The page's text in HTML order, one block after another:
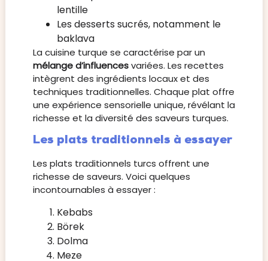
lentille
Les desserts sucrés, notamment le
baklava
La cuisine turque se caractérise par un
mélange d’influencesvariées. Les recettes
intègrent des ingrédients locaux et des
techniques traditionnelles. Chaque plat offre
une expérience sensorielle unique, révélant la
richesse et la diversité des saveurs turques.
Les plats traditionnels à essayer
Les plats traditionnels turcs offrent une
richesse de saveurs. Voici quelques
incontournables à essayer :
Kebabs
Börek
Dolma
Meze